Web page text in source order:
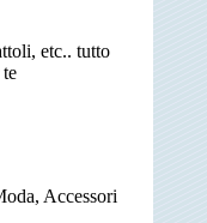
etc.. tutto
Accessori